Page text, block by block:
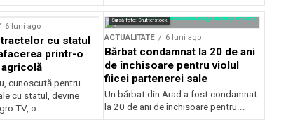
6 luni ago
cu statul
printr-o
cunoscută pentru
cu statul, devine
TV, o...
Sursă foto: Shutterstock
ACTUALITATE 6 luni ago
Bărbat condamnat la 20 de ani
de închisoare pentru violul
fiicei partenerei sale
Un bărbat din Arad a fost condamnat
la 20 de ani de închisoare pentru...